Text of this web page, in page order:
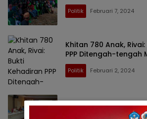
Politik Februari 7, 2024
Khitan 780 Anak,
PPP Ditengah-tengah
Politik Februari 2, 2024
Komisi 1 Desak DPMD
Perekaman KTP EL